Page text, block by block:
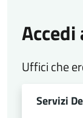
Uffici che
Servizi